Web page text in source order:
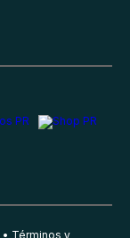
Términos y